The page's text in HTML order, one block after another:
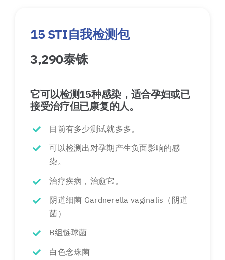
15 STI自我检测包
3,290泰铢
它可以检测15种感染，适合孕妇或已
接受治疗但已康复的人。
目前有多少测试就多多。
可以检测出对孕期产生负面影响的感
染。
治疗疾病，治愈它。
阴道细菌 Gardnerella vaginalis（阴道
菌）
B组链球菌
白色念珠菌